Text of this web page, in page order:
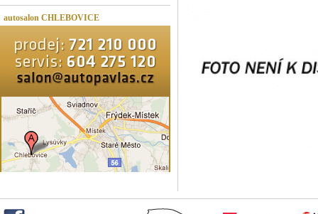
autosalon CHLEBOVICE